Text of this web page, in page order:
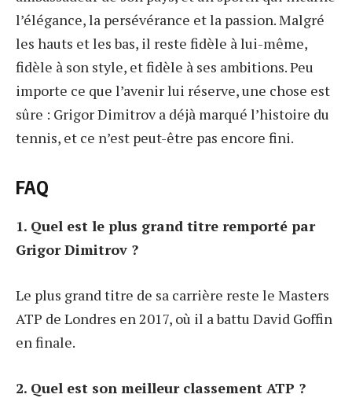
l’élégance, la persévérance et la passion. Malgré
les hauts et les bas, il reste fidèle à lui-même,
fidèle à son style, et fidèle à ses ambitions. Peu
importe ce que l’avenir lui réserve, une chose est
sûre : Grigor Dimitrov a déjà marqué l’histoire du
tennis, et ce n’est peut-être pas encore fini.
FAQ
1. Quel est le plus grand titre remporté par
Grigor Dimitrov ?
Le plus grand titre de sa carrière reste le Masters
ATP de Londres en 2017, où il a battu David Goffin
en finale.
2. Quel est son meilleur classement ATP ?